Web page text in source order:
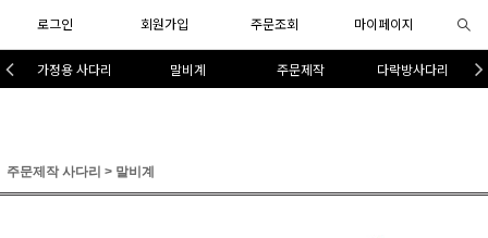
로그인 회원가입 주문조회 마이페이지
가정용 사다리 말비계 주문제작 다락방사다리
주문제작 사다리 > 말비계